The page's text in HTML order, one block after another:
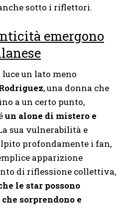
sotto i riflettori.
emergono
luce un lato meno
, una donna che
a un certo punto,
un alone di mistero e
sua vulnerabilità e
profondamente i fan,
apparizione
di riflessione collettiva,
le star possono
sorprendono e